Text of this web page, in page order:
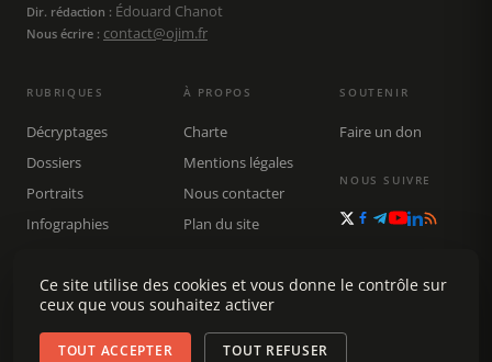
Dir. rédaction : Édouard Chanot
Nous écrire : contact@ojim.fr
RUBRIQUES
Décryptages
Dossiers
Portraits
Infographies
Rechercher
À PROPOS
Charte
Mentions légales
Nous contacter
Plan du site
SOUTENIR
Faire un don
NOUS SUIVRE
Ce site utilise des cookies et vous donne le contrôle sur
ceux que vous souhaitez activer
TOUT ACCEPTER TOUT REFUSER